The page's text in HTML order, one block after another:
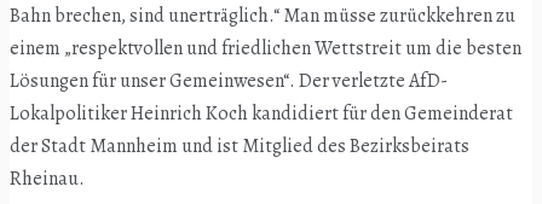
Bahn brechen, sind unerträglich.“ Man müsse zurückkehren zu
einem „respektvollen und friedlichen Wettstreit um die besten
Lösungen für unser Gemeinwesen“. Der verletzte AfD-
Lokalpolitiker Heinrich Koch kandidiert für den Gemeinderat
der Stadt Mannheim und ist Mitglied des Bezirksbeirats
Rheinau.